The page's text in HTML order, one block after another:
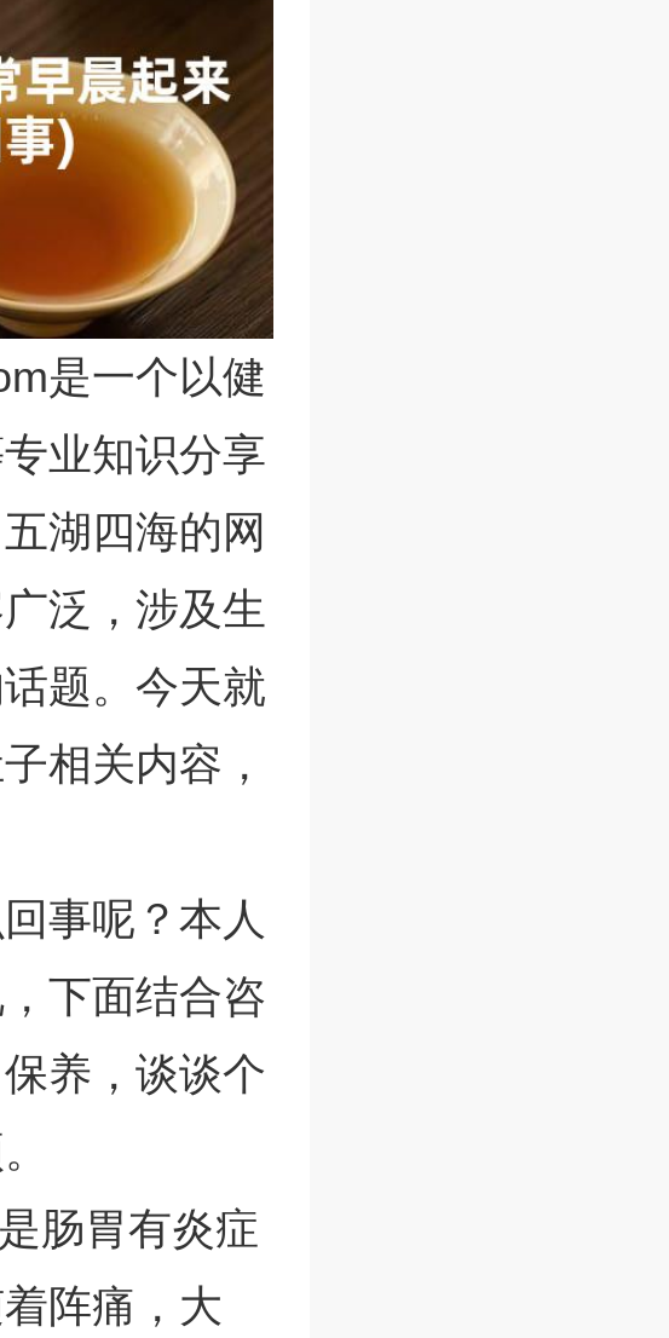
是一个以健
业知识分享
湖四海的网
泛，涉及生
题。今天就
相关内容，
事呢？本人
下面结合咨
养，谈谈个
肠胃有炎症
阵痛，大